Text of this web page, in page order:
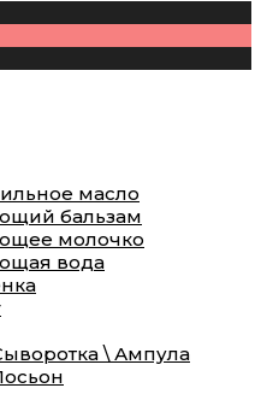
масло
бальзам
молочко
вода
\ Ампула